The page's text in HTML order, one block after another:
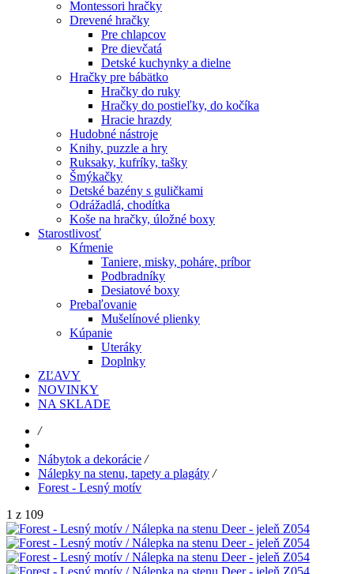
Montessori hračky
Drevené hračky
Pre chlapcov
Pre dievčatá
Detské kuchynky a dielne
Hračky pre bábätko
Hračky do ruky
Hračky do postieľky, do kočíka
Hracie hrazdy
Hudobné nástroje
Knihy, puzzle a hry
Ruksaky, kufríky, tašky
Šmýkačky
Detské bazény s guličkami
Odrážadlá, chodítka
Koše na hračky, úložné boxy
Starostlivosť
Kŕmenie
Taniere, misky, poháre, príbor
Podbradníky
Desiatové boxy
Prebaľovanie
Mušelínové plienky
Kúpanie
Uteráky
Doplnky
ZĽAVY
NOVINKY
NA SKLADE
/
Nábytok a dekorácie /
Nálepky na stenu, tapety a plagáty /
Forest - Lesný motív
1 z 109